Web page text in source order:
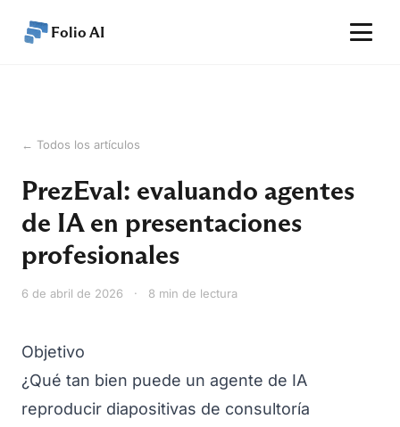
Folio AI
Rendimiento
Precios
Artículos
Ayuda
ES
← Todos los artículos
PrezEval: evaluando agentes
de IA en presentaciones
profesionales
6 de abril de 2026 · 8 min de lectura
Objetivo
¿Qué tan bien puede un agente de IA
reproducir diapositivas de consultoría